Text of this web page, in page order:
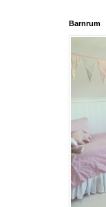
Barnrum